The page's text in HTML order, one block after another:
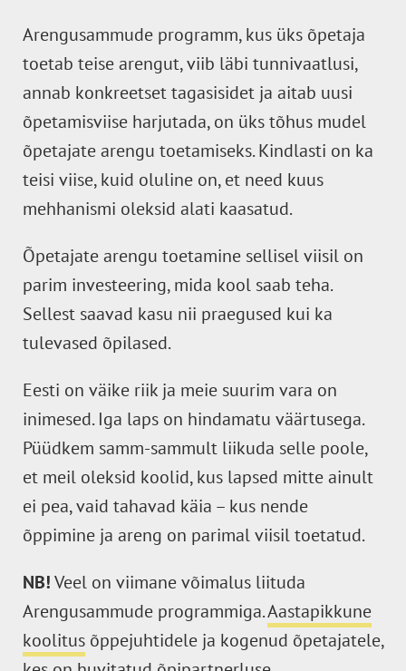
Arengusammude programm, kus üks õpetaja
toetab teise arengut, viib läbi tunnivaatlusi,
annab konkreetset tagasisidet ja aitab uusi
õpetamisviise harjutada, on üks tõhus mudel
õpetajate arengu toetamiseks. Kindlasti on ka
teisi viise, kuid oluline on, et need kuus
mehhanismi oleksid alati kaasatud.
Õpetajate arengu toetamine sellisel viisil on
parim investeering, mida kool saab teha.
Sellest saavad kasu nii praegused kui ka
tulevased õpilased.
Eesti on väike riik ja meie suurim vara on
inimesed. Iga laps on hindamatu väärtusega.
Püüdkem samm-sammult liikuda selle poole,
et meil oleksid koolid, kus lapsed mitte ainult
ei pea, vaid tahavad käia – kus nende
õppimine ja areng on parimal viisil toetatud.
NB!Veel on viimane võimalus liituda
Arengusammude programmiga.Aastapikkune
koolitus õppejuhtidele ja kogenud õpetajatele,